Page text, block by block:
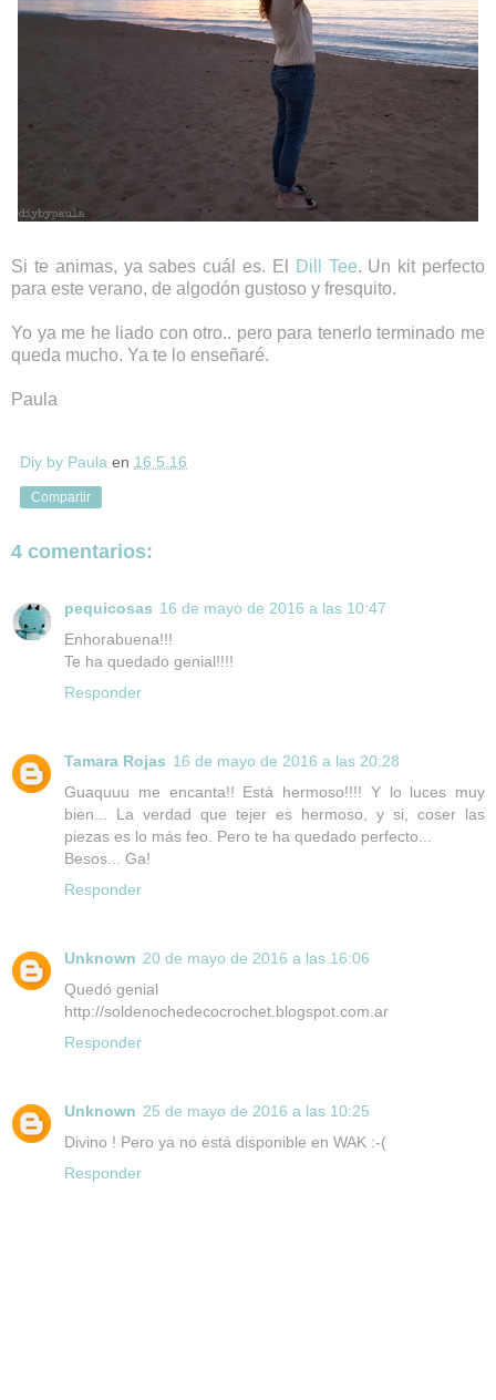
Si te animas, ya sabes cuál es. El Dill Tee. Un kit perfecto
para este verano, de algodón gustoso y fresquito.
Yo ya me he liado con otro.. pero para tenerlo terminado me
queda mucho. Ya te lo enseñaré.
Paula
Diy by Paula en 16.5.16
Compartir
4 comentarios:
pequicosas 16 de mayo de 2016 a las 10:47
Enhorabuena!!!
Te ha quedado genial!!!!
Responder
Tamara Rojas 16 de mayo de 2016 a las 20:28
Guaquuu me encanta!! Está hermoso!!!! Y lo luces muy
bien... La verdad que tejer es hermoso, y si, coser las
piezas es lo más feo. Pero te ha quedado perfecto...
Besos... Ga!
Responder
Unknown 20 de mayo de 2016 a las 16:06
Quedó genial
http://soldenochedecocrochet.blogspot.com.ar
Responder
Unknown 25 de mayo de 2016 a las 10:25
Divino ! Pero ya no está disponible en WAK :-(
Responder